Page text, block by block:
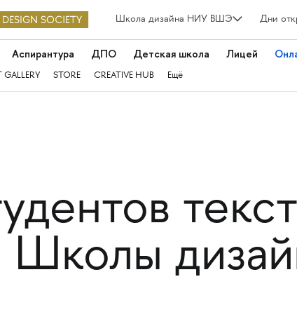
Школа дизайна НИУ ВШЭ Дни
Аспирантура ДПО Детская школа Лицей
GALLERY STORE CREATIVE HUB Ещё
Школы